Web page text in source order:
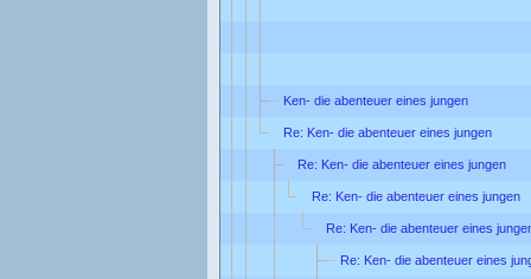
Ken- die abenteuer eines jungen
Re: Ken- die abenteuer eines jungen
Re: Ken- die abenteuer eines jungen
Re: Ken- die abenteuer eines jungen
Re: Ken- die abenteuer eines
Re: Ken- die abenteuer eines